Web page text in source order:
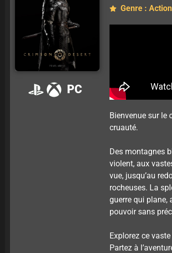
PC
Genre :
Bienvenue sur le
cruauté.
Des montagnes
violent, aux
vue, jusqu’au
rocheuses. La
guerre qui plane,
pouvoir sans
Explorez ce
Partez à